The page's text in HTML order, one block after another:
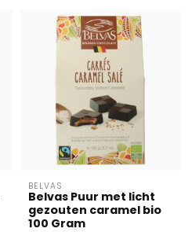
BELVAS
Belvas Puur met licht
gezouten caramel bio
100 Gram